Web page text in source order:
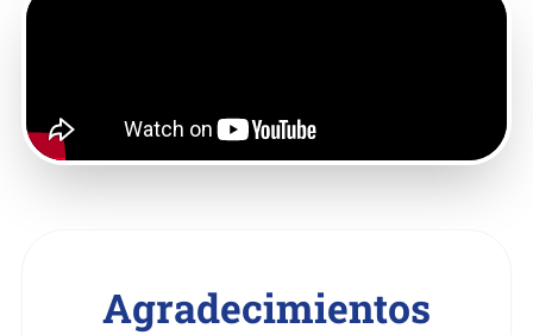
Agradecimientos